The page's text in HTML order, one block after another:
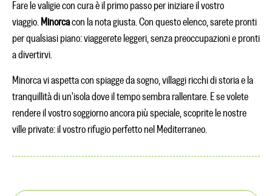
Fare le valigie con cura è il primo passo per iniziare il vostro
viaggio. Minorcacon la nota giusta. Con questo elenco, sarete pronti
per qualsiasi piano: viaggerete leggeri, senza preoccupazioni e pronti
a divertirvi.
Minorca vi aspetta con spiagge da sogno, villaggi ricchi di storia e la
tranquillità di un'isola dove il tempo sembra rallentare. E se volete
rendere il vostro soggiorno ancora più speciale, scoprite le nostre
ville private: il vostro rifugio perfetto nel Mediterraneo.